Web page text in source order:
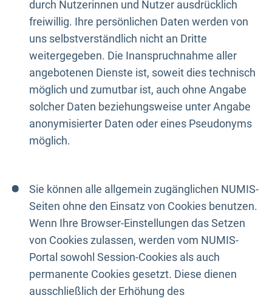
durch Nutzerinnen und Nutzer ausdrücklich
freiwillig. Ihre persönlichen Daten werden von
uns selbstverständlich nicht an Dritte
weitergegeben. Die Inanspruchnahme aller
angebotenen Dienste ist, soweit dies technisch
möglich und zumutbar ist, auch ohne Angabe
solcher Daten beziehungsweise unter Angabe
anonymisierter Daten oder eines Pseudonyms
möglich.
Sie können alle allgemein zugänglichen NUMIS-
Seiten ohne den Einsatz von Cookies benutzen.
Wenn Ihre Browser-Einstellungen das Setzen
von Cookies zulassen, werden vom NUMIS-
Portal sowohl Session-Cookies als auch
permanente Cookies gesetzt. Diese dienen
ausschließlich der Erhöhung des